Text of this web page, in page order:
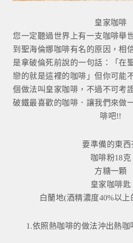
皇家咖啡
您一定聽過世界上有一支咖啡舉
到聖海倫娜咖啡有名的原因，相
是拿破倫死前說的一句話：「在
戀的就是這裡的咖啡」但你可能
個做法叫皇家咖啡，不過不可考
破鐵最喜歡的咖啡．讓我們來做
啡吧!!
要準備的東西
咖啡粉18克
方糖一顆
皇家咖啡匙
白蘭地(酒精濃度40%以
1.依照熱咖啡的做法沖出熱